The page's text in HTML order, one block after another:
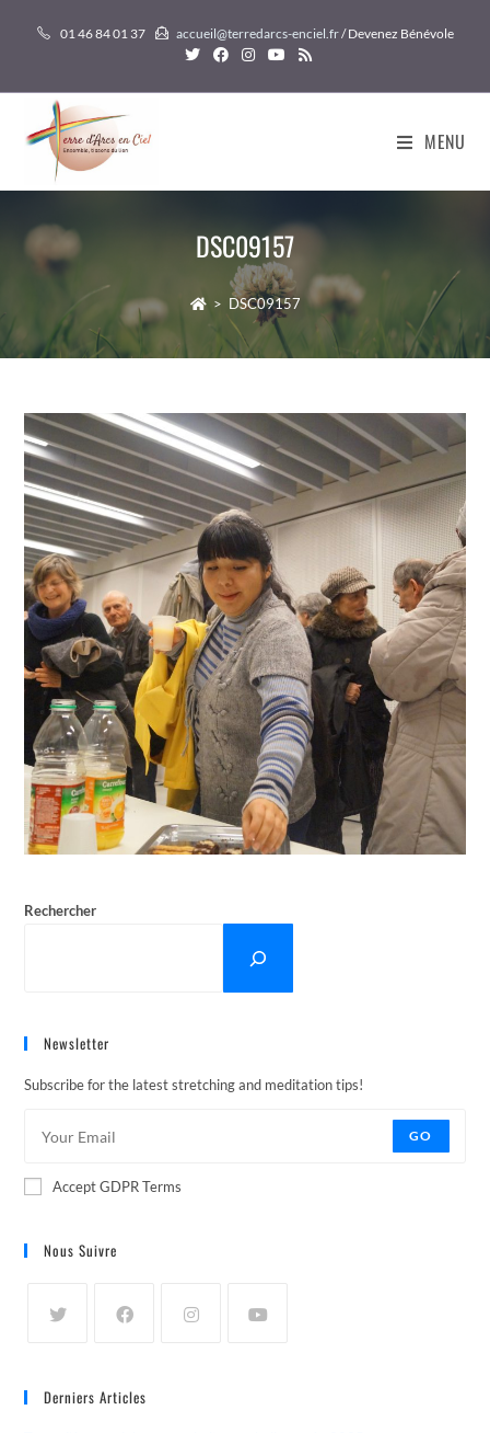
01 46 84 01 37 accueil@terredarcs-enciel.fr/ Devenez Bénévole
MENU
DSC09157
> DSC09157
Rechercher
Newsletter
Subscribe for the latest stretching and meditation tips!
GO
Accept GDPR Terms
Nous Suivre
Derniers Articles